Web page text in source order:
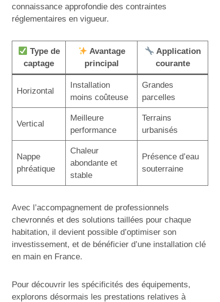
connaissance approfondie des contraintes
réglementaires en vigueur.
Type de
captage
Avantage
principal
Application
courante
Horizontal
Installation
moins coûteuse
Grandes
parcelles
Vertical
Meilleure
performance
Terrains
urbanisés
Nappe
phréatique
Chaleur
abondante et
stable
Présence d’eau
souterraine
Avec l’accompagnement de professionnels
chevronnés et des solutions taillées pour chaque
habitation, il devient possible d’optimiser son
investissement, et de bénéficier d’une installation clé
en main en France.
Pour découvrir les spécificités des équipements,
explorons désormais les prestations relatives à